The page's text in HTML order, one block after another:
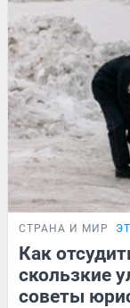
СТРАНА И МИР
Как
скользкие
советы